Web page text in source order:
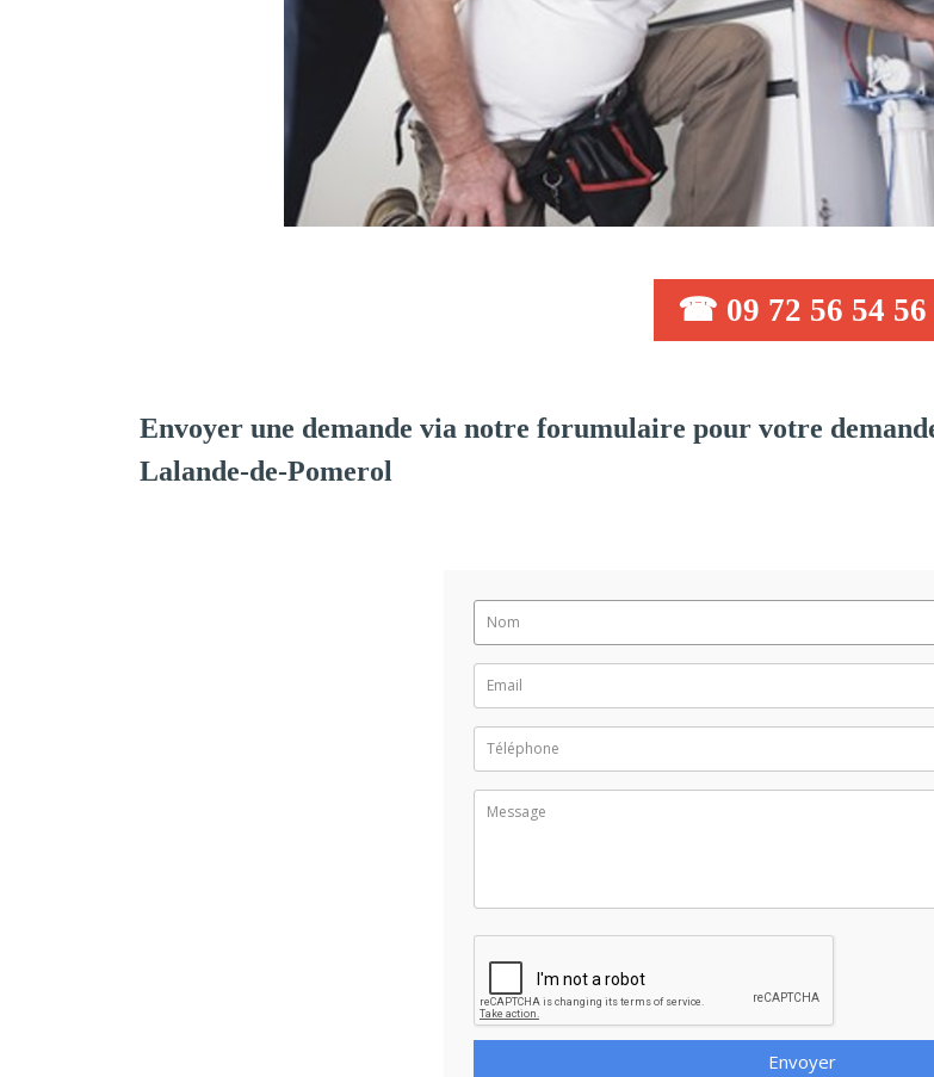
☎ 09 72 56 54 56
Envoyer une demande via notre forumulaire pour votre
Lalande-de-Pomerol
Envoyer